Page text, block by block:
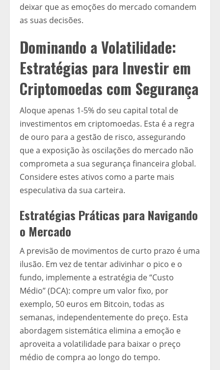
deixar que as emoções do mercado comandem
as suas decisões.
Dominando a Volatilidade:
Estratégias para Investir em
Criptomoedas com Segurança
Aloque apenas 1-5% do seu capital total de
investimentos em criptomoedas. Esta é a regra
de ouro para a gestão de risco, assegurando
que a exposição às oscilações do mercado não
comprometa a sua segurança financeira global.
Considere estes ativos como a parte mais
especulativa da sua carteira.
Estratégias Práticas para Navigando
o Mercado
A previsão de movimentos de curto prazo é uma
ilusão. Em vez de tentar adivinhar o pico e o
fundo, implemente a estratégia de “Custo
Médio” (DCA): compre um valor fixo, por
exemplo, 50 euros em Bitcoin, todas as
semanas, independentemente do preço. Esta
abordagem sistemática elimina a emoção e
aproveita a volatilidade para baixar o preço
médio de compra ao longo do tempo.